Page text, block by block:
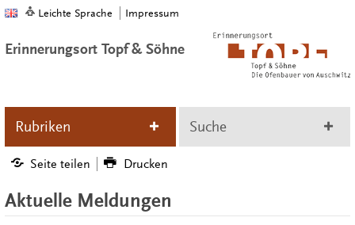
Leichte Sprache Impressum
Erinnerungsort Topf & Söhne
Rubriken Suche
Seite teilen Drucken
Aktuelle Meldungen